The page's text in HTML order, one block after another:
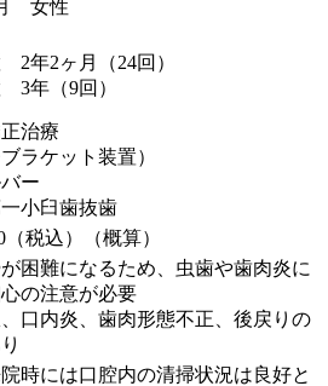
女性
2年2ヶ月（24回）
3年（9回）
治療
ラケット装置）
ー
一小臼歯抜歯
（税込）（概算）
困難になるため、虫歯や歯肉炎に
の注意が必要
口内炎、歯肉形態不正、後戻りの
時には口腔内の清掃状況は良好と